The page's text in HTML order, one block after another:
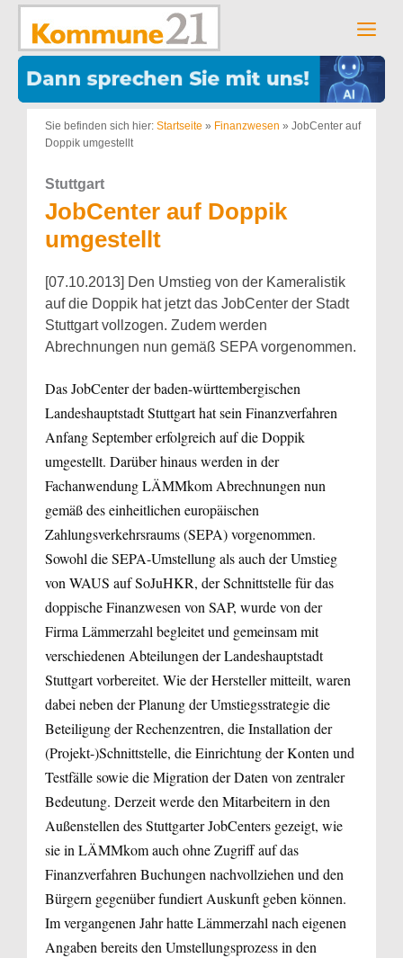
Zum
springen
Sie befinden sich hier: Startseite » Finanzwesen » JobCenter auf
Doppik umgestellt
Stuttgart
JobCenter auf Doppik
umgestellt
[07.10.2013] Den Umstieg von der Kameralistik
auf die Doppik hat jetzt das JobCenter der Stadt
Stuttgart vollzogen. Zudem werden
Abrechnungen nun gemäß SEPA vorgenommen.
Das JobCenter der baden-württembergischen
Landeshauptstadt Stuttgart hat sein Finanzverfahren
Anfang September erfolgreich auf die Doppik
umgestellt. Darüber hinaus werden in der
Fachanwendung LÄMMkom Abrechnungen nun
gemäß des einheitlichen europäischen
Zahlungsverkehrsraums (SEPA) vorgenommen.
Sowohl die SEPA-Umstellung als auch der Umstieg
von WAUS auf SoJuHKR, der Schnittstelle für das
doppische Finanzwesen von SAP, wurde von der
Firma Lämmerzahl begleitet und gemeinsam mit
verschiedenen Abteilungen der Landeshauptstadt
Stuttgart vorbereitet. Wie der Hersteller mitteilt, waren
dabei neben der Planung der Umstiegsstrategie die
Beteiligung der Rechenzentren, die Installation der
(Projekt-)Schnittstelle, die Einrichtung der Konten und
Testfälle sowie die Migration der Daten von zentraler
Bedeutung. Derzeit werde den Mitarbeitern in den
Außenstellen des Stuttgarter JobCenters gezeigt, wie
sie in LÄMMkom auch ohne Zugriff auf das
Finanzverfahren Buchungen nachvollziehen und den
Bürgern gegenüber fundiert Auskunft geben können.
Im vergangenen Jahr hatte Lämmerzahl nach eigenen
Angaben bereits den Umstellungsprozess in den